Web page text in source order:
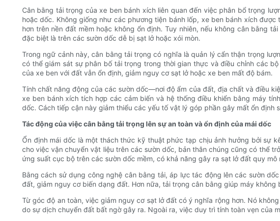
Cân bằng tải trọng của xe ben bánh xích liên quan đến việc phân bổ trọng
hoặc dốc. Không giống như các phương tiện bánh lốp, xe ben bánh xích
hơn trên nền đất mềm hoặc không ổn định. Tuy nhiên, nếu không cân bằng
đặc biệt là trên các sườn dốc dễ bị sạt lở hoặc xói mòn.
Trong ngữ cảnh này, cân bằng tải trọng có nghĩa là quản lý cẩn thận trọng
có thể giám sát sự phân bố tải trọng trong thời gian thực và điều chỉnh các
của xe ben với đất vẫn ổn định, giảm nguy cơ sạt lở hoặc xe ben mất độ bám.
Tính chất năng động của các sườn dốc—nơi độ ẩm của đất, địa chất và điều
xe ben bánh xích tích hợp các cảm biến và hệ thống điều khiển bằng máy
dốc. Cách tiếp cận này giảm thiểu các yếu tố vật lý góp phần gây mất ổn
Tác động của việc cân bằng tải trọng lên sự an toàn và ổn định của mái dốc
Ổn định mái dốc là một thách thức kỹ thuật phức tạp chịu ảnh hưởng bởi sự
cho việc vận chuyển vật liệu trên các sườn dốc, bản thân chúng cũng có thể
ứng suất cục bộ trên các sườn dốc mềm, có khả năng gây ra sạt lở đất quy
Bằng cách sử dụng công nghệ cân bằng tải, áp lực tác động lên các sườn
đất, giảm nguy cơ biến dạng đất. Hơn nữa, tải trọng cân bằng giúp máy
Từ góc độ an toàn, việc giảm nguy cơ sạt lở đất có ý nghĩa rộng hơn. Nó
do sự dịch chuyển đất bất ngờ gây ra. Ngoài ra, việc duy trì tính toàn vẹn của